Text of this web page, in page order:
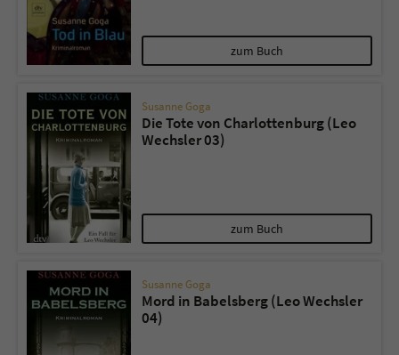
zum Buch
Susanne Goga
Die Tote von Charlottenburg (Leo
Wechsler 03)
zum Buch
Susanne Goga
Mord in Babelsberg (Leo Wechsler
04)
Name tx_pwcomments_ahash
Laufzeit 1 Jahr
Zweck
Name fe_typo_user
Laufzeit Session
Dieses Cookie gewährleistet die